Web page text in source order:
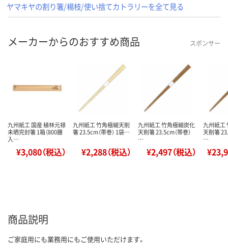
ヤマキヤの割り箸/楊枝/使い捨てカトラリーを全て見る
メーカーからのおすすめ商品 スポンサー
九州紙工 国産 植林元禄
未晒完封箸 1箱（800膳
入…
¥3,080（税込）
九州紙工 竹角極細天削
箸 23.5cm（帯巻） 1袋…
¥2,288（税込）
九州紙工 竹角極細炭化
天削箸 23.5cm（帯巻）
…
¥2,497（税込）
九州紙工
天削箸
…
商品説明
ご家庭用にも業務用にもご使用いただけます。